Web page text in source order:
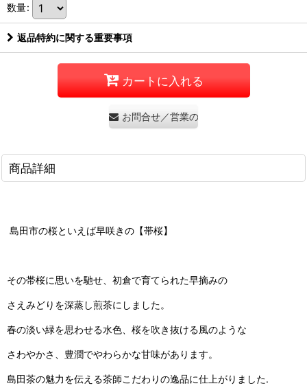
数量:
返品特約に関する重要事項
カートに入れる
お問合せ／営業のお問合せはご遠慮くださ
商品詳細
島田市の桜といえば早咲きの【帯桜】
その帯桜に思いを馳せ、初倉で育てられた早摘みの
さえみどりを深蒸し煎茶にしました。
春の淡い緑を思わせる水色、桜を吹き抜ける風のような
さわやかさ、豊潤でやわらかな甘味があります。
島田茶の魅力を伝える茶師こだわりの逸品に仕上がりました.